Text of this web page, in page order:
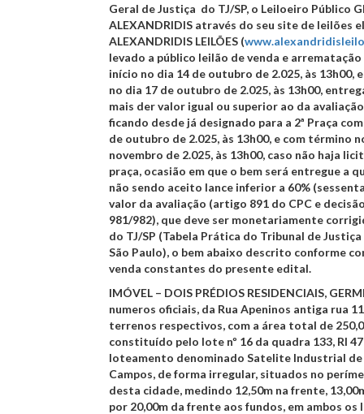
Geral de Justiça do TJ/SP, o Leiloeiro Público
ALEXANDRIDIS através do seu site de leilões
ALEXANDRIDIS LEILÕES (
levado a público leilão de venda e
início no dia 14 de outubro de 2.025, às 13h00,
no dia 17 de outubro de 2.025, às 13h00,
mais der valor igual ou superior ao da
ficando desde já designado para a 2ª Praça
de outubro de 2.025, às 13h00, e com término
novembro de 2.025, às 13h00, caso não haja
praça, ocasião em que o bem será entregue a
não sendo aceito lance inferior a 60%
valor da avaliação (artigo 891 do CPC e
981/982), que deve ser monetariamente
do TJ/SP (Tabela Prática do Tribunal de
São Paulo), o bem abaixo descrito conforme
venda constantes do presente edital.
IMÓVEL – DOIS PRÉDIOS RESIDENCIAIS,
numeros oficiais, da Rua Apeninos antiga rua
terrenos respectivos, com a área total de
constituído pelo lote nº 16 da quadra 133, RI
loteamento denominado Satelite Industrial de
Campos, de forma irregular, situados no
desta cidade, medindo 12,50m na frente,
por 20,00m da frente aos fundos, em ambos os